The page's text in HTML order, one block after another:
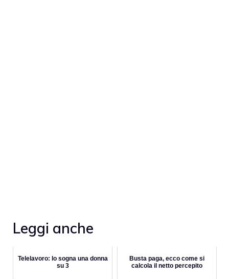
Leggi anche
Telelavoro: lo sogna una donna
su 3
Busta paga, ecco come si
calcola il netto percepito